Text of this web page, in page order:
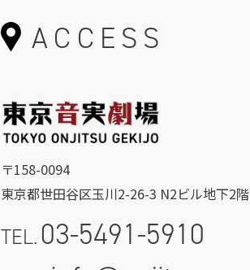
ACCESS
〒158-0094
東京都世田谷区玉川2-26-3 N2ビル地下2階
TEL.03-5491-5910